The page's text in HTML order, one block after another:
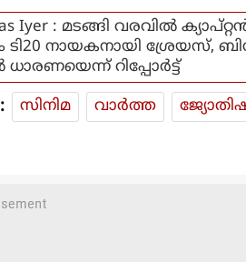
Iyer : മടങ്ങി വരവിൽ
ടി20 നായകനായി ശ്രേയസ്,
ധാരണയെന്ന് റിപ്പോർട്ട്
സിനിമ വാര്‍ത്ത